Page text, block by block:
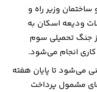
وزیر راه و
ودیعه اسکان به
جنگ تحمیلی سوم
می‌شود تا پایان هفته
مشمول پرداخت